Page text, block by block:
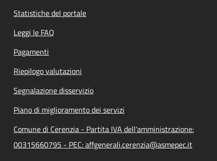
Statistiche del portale
Leggi le FAQ
Pagamenti
Riepilogo valutazioni
Segnalazione disservizio
Piano di miglioramento dei servizi
Comune di Cerenzia - Partita IVA dell'amministrazione:
00315660795 - PEC: affgenerali.cerenzia@asmepec.it